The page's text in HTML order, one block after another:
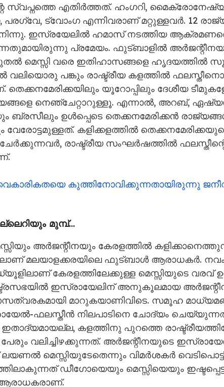
സ്വപ്നത്തെ എതിർത്തത്. ഹംഗറി,
ട്വോംഗ എന്നിവരാണ് മറ്റുള്ളവർ. 12
ഇസ്രയേലില്‍ ഹമാസ് നടത്തിയ
പ്രമേയം. ഫുട്ബാളിൽ
മെസ്സി വരെ ഇതിഹാസങ്ങളെ ഹൃദയത്തിൽ
വലിയൊരു പങ്കും രാഷ്ട്രീയ കളത്തിൽ
യൂറോപ്പിലും ദേശീയ
നെഞ്ചേറ്റാറുള്ളൂ. എന്നാൽ, അറബ്,
ബ്രസീലും ഉൾപ്പെടെ തെക്കനമേരിക്കൻ
വേരോട്ടമുള്ളത്. കളിക്കളത്തിൽ
രാഷ്ട്രീയ സംഘർഷത്തിൽ
കുത്തിനോവിക്കുന്നതായിരുന്നു
മുമ്പ്…
അർജന്റീനയും കേരളത്തിൽ
മലയാളക്കരയിലെ ഫുട്ബാൾ ആരാധകർ.
കേരളത്തിലേക്കുള്ള മെസ്സിയുടെ വരവ്
ഇസ്രായേലിന് അനുകൂലമായ
മാറുകയാണിവിടെ. സമൂഹ
ഫലസ്തീൻ നിലപാടിനെ ചോദ്യം​
കളത്തിനു പുറത്തെ
പേരും വലിച്ചിഴക്കുന്നത്. അർജന്റീനയുടെ
മെസ്സിയുടേതെന്നും വിമർശകർ
ഡീഗോയെയും മെസ്സിയെയും